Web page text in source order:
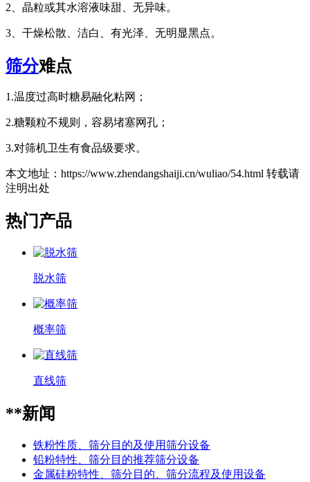
2、晶粒或其水溶液味甜、无异味。
3、干燥松散、洁白、有光泽、无明显黑点。
筛分难点
1.温度过高时糖易融化粘网；
2.糖颗粒不规则，容易堵塞网孔；
3.对筛机卫生有食品级要求。
本文地址：https://www.zhendangshaiji.cn/wuliao/54.html 转载请
注明出处
热门产品
脱水筛
概率筛
直线筛
**新闻
铁粉性质、筛分目的及使用筛分设备
铅粉特性、筛分目的推荐筛分设备
金属硅粉特性、筛分目的、筛分流程及使用设备